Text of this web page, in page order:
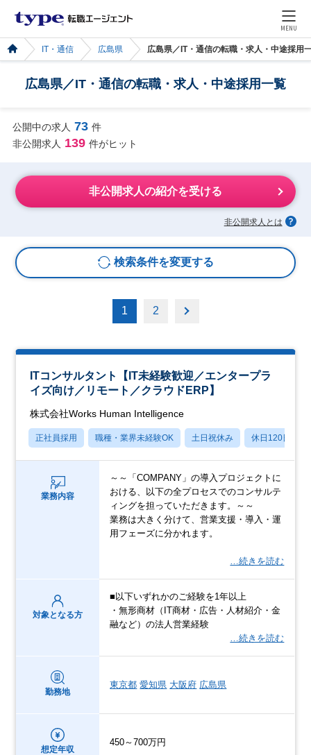
MENU
IT・通信 広島県 広島県／IT・通信の転職・求人・中途採用
広島県／IT・通信の転職・求人・中途採用一覧
公開中の求人 73 件
非公開求人 139 件がヒット
非公開求人の紹介を受ける
非公開求人とは
検索条件を変更する
1 2
ITコンサルタント【IT未経験歓迎／エンタープラ
イズ向け／リモート／クラウドERP】
株式会社Works Human Intelligence
正社員採用 職種・業界未経験OK 土日祝休み 休日120日以上
業務内容
～～「COMPANY」の導入プロジェクトに
おける、以下の全プロセスでのコンサルテ
ィングを担っていただきます。～～
業務は大きく分けて、営業支援・導入・運
用フェーズに分かれます。
…続きを読む
対象となる方
■以下いずれかのご経験を1年以上
・無形商材（IT商材・広告・人材紹介・金
融など）の法人営業経験
…続きを読む
勤務地
東京都 愛知県 大阪府 広島県
想定年収
450～700万円